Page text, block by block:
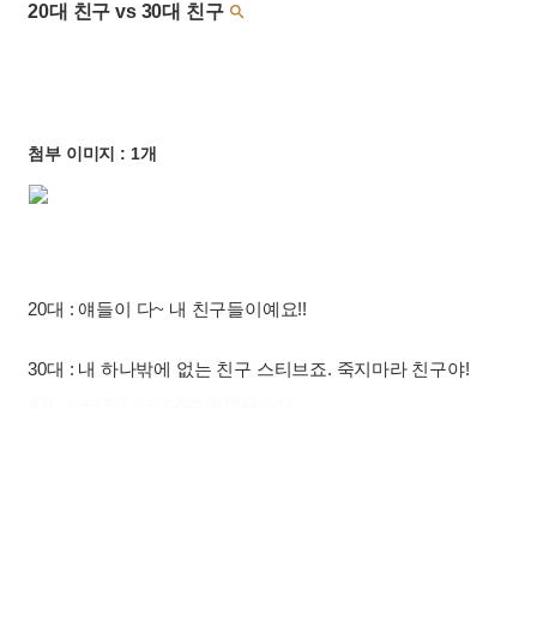
20대 친구 vs 30대 친구 
첨부 이미지 : 1개
20대 : 얘들이 다~ 내 친구들이예요!!
30대 : 내 하나밖에 없는 친구 스티브죠. 죽지마라 친구야!